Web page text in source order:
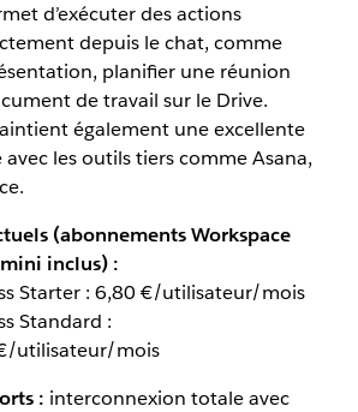
d’exécuter des actions
depuis le chat, comme
planifier une réunion
de travail sur le Drive.
également une excellente
les outils tiers comme Asana,
(abonnements Workspace
inclus) :
Starter : 6,80 €/utilisateur/mois
Standard :
utilisateur/mois
: interconnexion totale avec